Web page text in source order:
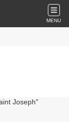
MENU